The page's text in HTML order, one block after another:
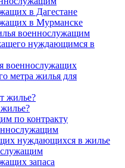
в Дагестане
в Мурманске
военнослужащим
нуждающимся в
военнослужащих
метра жилья для
жилье?
по контракту
нуждающихся в жилье
запаса